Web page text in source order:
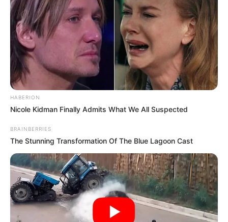
HABERION
Nicole Kidman Finally Admits What We All Suspected
BRAINBERRIES
The Stunning Transformation Of The Blue Lagoon Cast